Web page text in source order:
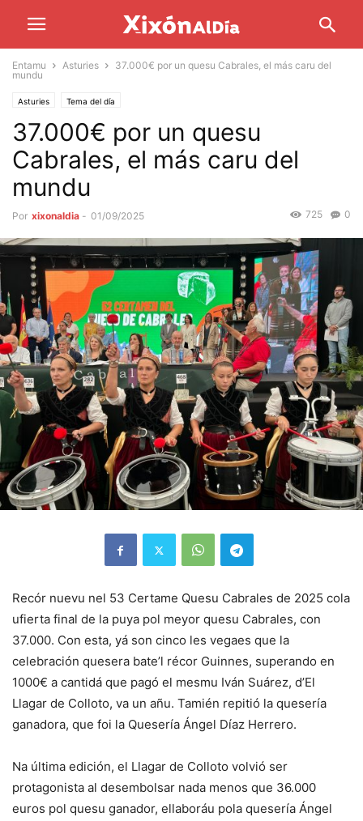
Entamu Asturies
37.000€ por un quesu Cabrales, el más caru del
mundu
Asturies Tema del día
37.000€ por un quesu
Cabrales, el más caru del
mundu
Por xixonaldia - 01/09/2025 0
725
Recór nuevu nel 53 Certame Quesu Cabrales de 2025 cola
ufierta final de la puya pol meyor quesu Cabrales, con
37.000. Con esta, yá son cinco les vegaes que la
celebración quesera bate’l récor Guinnes, superando en
1000€ a cantidá que pagó el mesmu Iván Suárez, d’El
Llagar de Colloto, va un añu. Tamién repitió la quesería
ganadora, que foi la Quesería Ángel Díaz Herrero.
Na última edición, el Llagar de Colloto volvió ser
protagonista al desembolsar nada menos que 36.000
euros pol quesu ganador, ellaboráu pola quesería Ángel